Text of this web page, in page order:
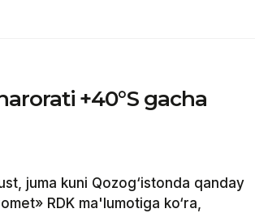
+40°S gacha
juma kuni Qozog‘istonda qanday
RDK ma'lumotiga ko‘ra,